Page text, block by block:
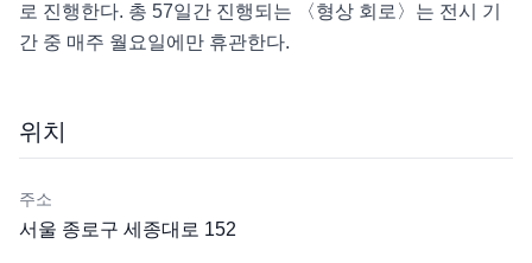
로 진행한다. 총 57일간 진행되는 〈형상 회로〉는 전시 기
간 중 매주 월요일에만 휴관한다.
위치
주소
서울 종로구 세종대로 152